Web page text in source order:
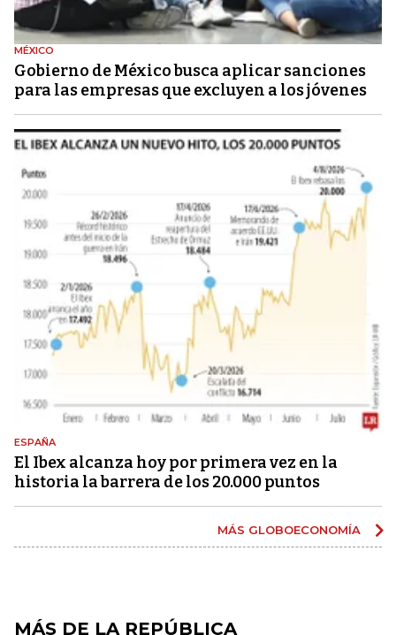
MÉXICO
Gobierno de México busca aplicar sanciones
para las empresas que excluyen a los jóvenes
ESPAÑA
El Ibex alcanza hoy por primera vez en la
historia la barrera de los 20.000 puntos
MÁS GLOBOECONOMÍA
MÁS DE LA REPÚBLICA